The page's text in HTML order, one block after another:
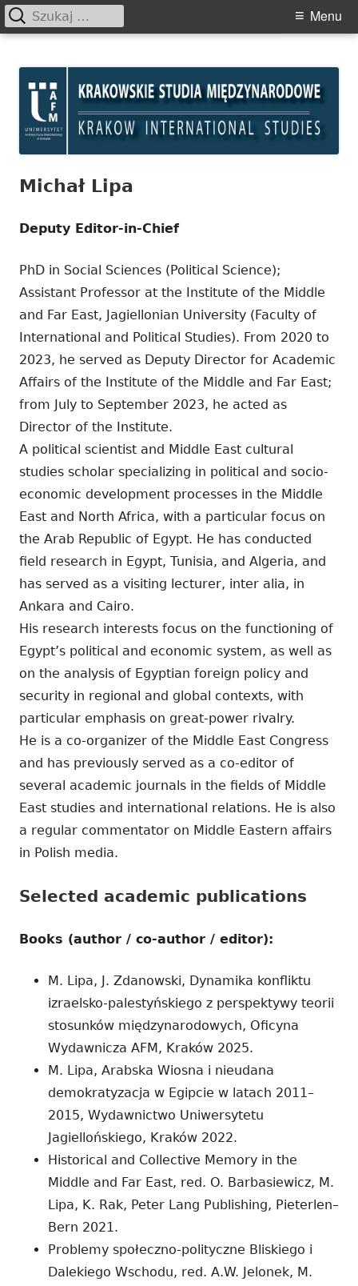
content
Międzynarodowe
Primary
Menu
Szukaj:
Michał Lipa
Deputy Editor-in-Chief
PhD in Social Sciences (Political Science);
Assistant Professor at the Institute of the Middle
and Far East, Jagiellonian University (Faculty of
International and Political Studies). From 2020 to
2023, he served as Deputy Director for Academic
Affairs of the Institute of the Middle and Far East;
from July to September 2023, he acted as
Director of the Institute.
A political scientist and Middle East cultural
studies scholar specializing in political and socio-
economic development processes in the Middle
East and North Africa, with a particular focus on
the Arab Republic of Egypt. He has conducted
field research in Egypt, Tunisia, and Algeria, and
has served as a visiting lecturer, inter alia, in
Ankara and Cairo.
His research interests focus on the functioning of
Egypt’s political and economic system, as well as
on the analysis of Egyptian foreign policy and
security in regional and global contexts, with
particular emphasis on great-power rivalry.
He is a co-organizer of the Middle East Congress
and has previously served as a co-editor of
several academic journals in the fields of Middle
East studies and international relations. He is also
a regular commentator on Middle Eastern affairs
in Polish media.
Selected academic publications
Books (author / co-author / editor):
M. Lipa, J. Zdanowski, Dynamika konfliktu
izraelsko-palestyńskiego z perspektywy teorii
stosunków międzynarodowych, Oficyna
Wydawnicza AFM, Kraków 2025.
M. Lipa, Arabska Wiosna i nieudana
demokratyzacja w Egipcie w latach 2011–
2015, Wydawnictwo Uniwersytetu
Jagiellońskiego, Kraków 2022.
Historical and Collective Memory in the
Middle and Far East, red. O. Barbasiewicz, M.
Lipa, K. Rak, Peter Lang Publishing, Pieterlen–
Bern 2021.
Problemy społeczno-polityczne Bliskiego i
Dalekiego Wschodu, red. A.W. Jelonek, M.